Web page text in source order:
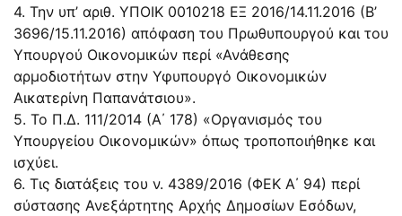
4. Την υπ’ αριθ. ΥΠΟΙΚ 0010218 ΕΞ 2016/14.11.2016 (Β’
3696/15.11.2016) απόφαση του Πρωθυπουργού και του
Υπουργού Οικονομικών περί «Ανάθεσης
αρμοδιοτήτων στην Υφυπουργό Οικονομικών
Αικατερίνη Παπανάτσιου».
5. Το Π.Δ. 111/2014 (Α΄ 178) «Οργανισμός του
Υπουργείου Οικονομικών» όπως τροποποιήθηκε και
ισχύει.
6. Τις διατάξεις του ν. 4389/2016 (ΦΕΚ Α΄ 94) περί
σύστασης Ανεξάρτητης Αρχής Δημοσίων Εσόδων,